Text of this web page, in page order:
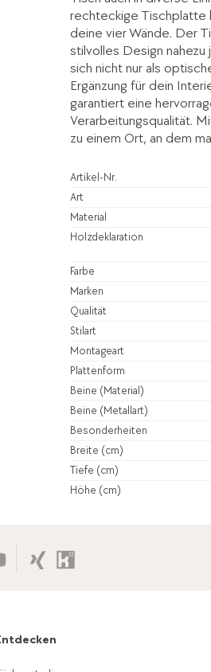
rechteckige
deine vier Wände. Der
stilvolles Design
sich nicht nur als
Ergänzung für dein
garantiert eine
Verarbeitungsqualität.
zu einem Ort, an dem
Artikel-Nr.
Art
Material
Holzdeklaration
Farbe
Marken
Qualität
Stilart
Montageart
Plattenform
Beine (Material)
Beine (Metallart)
Besonderheiten
Breite (cm)
Tiefe (cm)
Höhe (cm)